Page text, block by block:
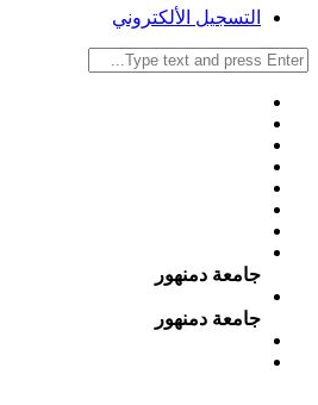
التسجيل الألكتروني
جامعة دمنهور
جامعة دمنهور